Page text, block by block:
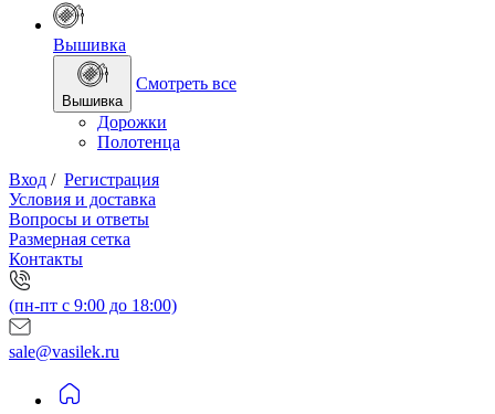
Вышивка
Вышивка
Смотреть все
Дорожки
Полотенца
Вход / Регистрация
Условия и доставка
Вопросы и ответы
Размерная сетка
Контакты
(пн-пт с 9:00 до 18:00)
sale@vasilek.ru